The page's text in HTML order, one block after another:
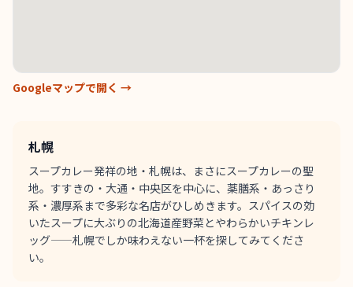
Googleマップで開く →
札幌
スープカレー発祥の地・札幌は、まさにスープカレーの聖
地。すすきの・大通・中央区を中心に、薬膳系・あっさり
系・濃厚系まで多彩な名店がひしめきます。スパイスの効
いたスープに大ぶりの北海道産野菜とやわらかいチキンレ
ッグ——札幌でしか味わえない一杯を探してみてくださ
い。